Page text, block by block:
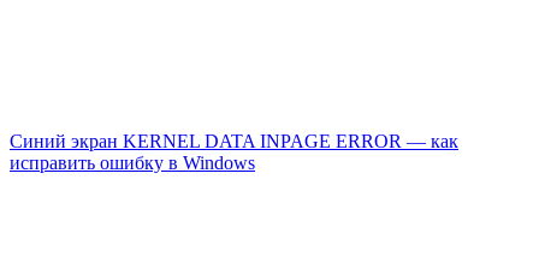
Синий экран KERNEL DATA INPAGE ERROR — как
исправить ошибку в Windows